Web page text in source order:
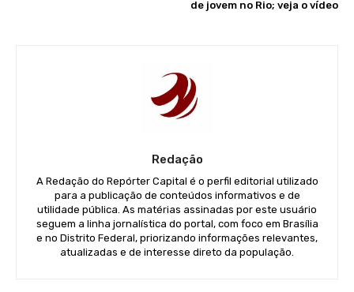
de jovem no Rio; veja o vídeo
Redação
A Redação do Repórter Capital é o perfil editorial utilizado
para a publicação de conteúdos informativos e de
utilidade pública. As matérias assinadas por este usuário
seguem a linha jornalística do portal, com foco em Brasília
e no Distrito Federal, priorizando informações relevantes,
atualizadas e de interesse direto da população.